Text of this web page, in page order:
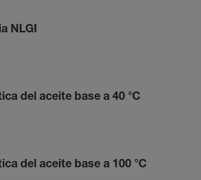
NLGI
del aceite base a 40 °C
del aceite base a 100 °C